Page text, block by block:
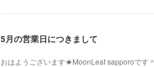
5月の営業日につきまして
おはようございます☀MoonLeaf sapporoです